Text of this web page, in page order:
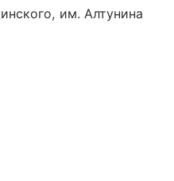
им. Алтунина